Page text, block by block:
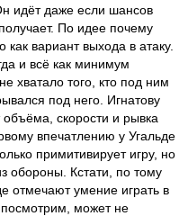
идёт даже если шансов
По идее почему
вариант выхода в атаку.
и всё как минимум
хватало того, кто под ним
под него. Игнатову
объёма, скорости и рывка
впечатлению у Угальде
примитивирует игру, но
обороны. Кстати, по тому
отмечают умение играть в
посмотрим, может не